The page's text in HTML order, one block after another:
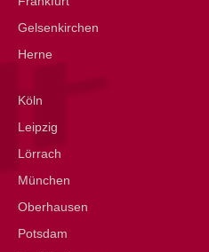
Gelsenkirchen
Herne
Köln
Leipzig
Lörrach
München
Oberhausen
Potsdam